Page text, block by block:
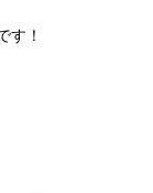
す！